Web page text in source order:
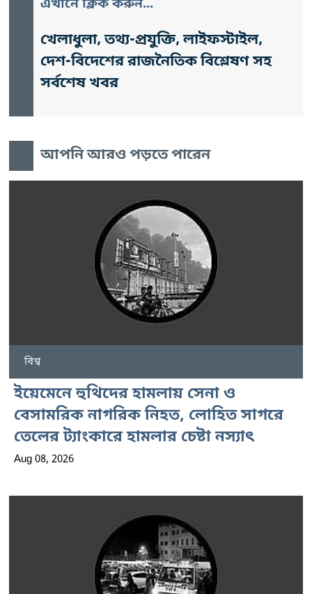
এখানে ক্লিক করুন...
খেলাধুলা, তথ্য-প্রযুক্তি, লাইফস্টাইল,
দেশ-বিদেশের রাজনৈতিক বিশ্লেষণ সহ
সর্বশেষ খবর
আপনি আরও পড়তে পারেন
বিশ্ব
ইয়েমেনে হুথিদের হামলায় সেনা ও
বেসামরিক নাগরিক নিহত, লোহিত সাগরে
তেলের ট্যাংকারে হামলার চেষ্টা নস্যাৎ
Aug 08, 2026